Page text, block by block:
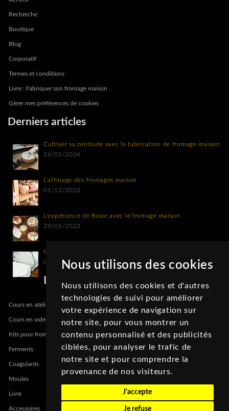
Nous utilisons des cookies
Nous utilisons des cookies et d'autres
technologies de suivi pour améliorer
votre expérience de navigation sur
notre site, pour vous montrer un
contenu personnalisé et des publicités
ciblées, pour analyser le trafic de
notre site et pour comprendre la
provenance de nos visiteurs.
J'accepte
Je refuse
Recherche
Boutique
Blog
Corporatif
Termes et conditions
Livre : Fabriquer son fromage maison
Gérer mes préférences de cookies
Derniers articles
Cultiver sa zenitude avec la fabrication de fromage maison
26/02/2024
L'affinage des fromages maison
01/12/2022
L'expérience de Rosie avec le fromage maison
29/05/2022
Comment cendrer un fromage maison ?
06/03/2022
La boutique
Cours en atelier
Cours en vidéo
Kits pour fromage maison
Ferments
Coagulants
Moules
Livre
Accessoires